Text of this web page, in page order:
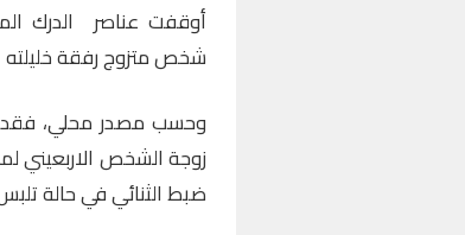
أوقفت عناصر الدرك
شخص متزوج رفقة خليلته
وحسب مصدر محلي، فقد
زوجة الشخص الاربعيني
ضبط الثنائي في حالة